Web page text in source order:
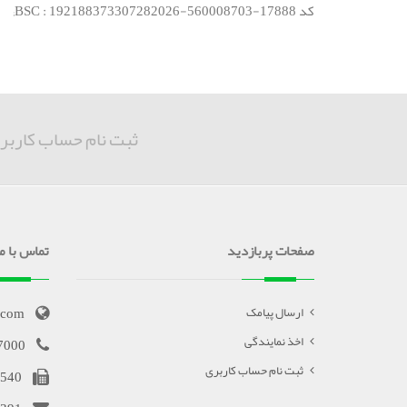
کد BSC : 192188373307282026-560008703-17888;
ثبت نام حساب
صفحات پربازدید
ارسال پیامک
اخذ نمایندگی
ثبت نام حساب کاربری
تماس با